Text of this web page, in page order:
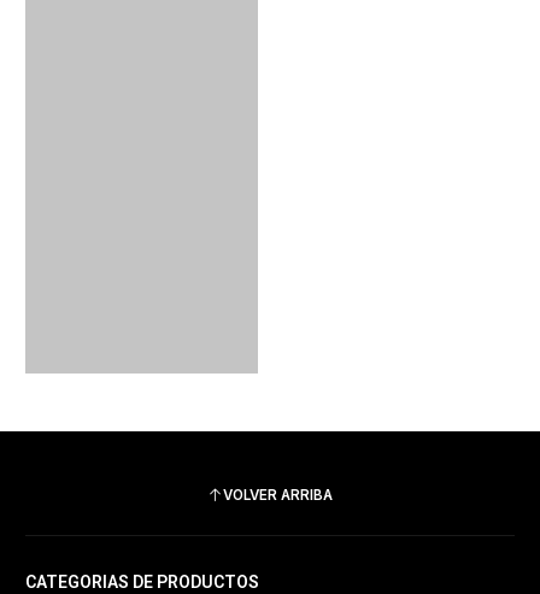
VOLVER ARRIBA
CATEGORIAS DE PRODUCTOS